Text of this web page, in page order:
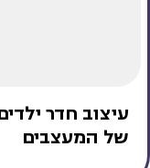
עיצוב חדר
של המעצבים